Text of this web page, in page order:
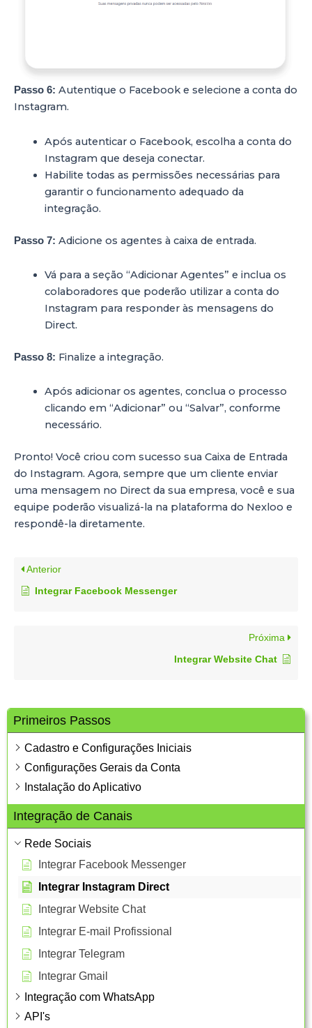
Primeiros Passos
Cadastro e Configurações Iniciais
Configurações Gerais da Conta
Instalação do Aplicativo
Integração de Canais
Rede Sociais
Integrar Facebook Messenger
Integrar Instagram Direct
Integrar Website Chat
Integrar E-mail Profissional
Integrar Telegram
Integrar Gmail
Integração com WhatsApp
API's
Passo 6: Autentique o Facebook e selecione a conta do
Instagram.
Após autenticar o Facebook, escolha a conta do
Instagram que deseja conectar.
Habilite todas as permissões necessárias para
garantir o funcionamento adequado da
integração.
Passo 7: Adicione os agentes à caixa de entrada.
Vá para a seção “Adicionar Agentes” e inclua os
colaboradores que poderão utilizar a conta do
Instagram para responder às mensagens do
Direct.
Passo 8: Finalize a integração.
Após adicionar os agentes, conclua o processo
clicando em “Adicionar” ou “Salvar”, conforme
necessário.
Pronto! Você criou com sucesso sua Caixa de Entrada
do Instagram. Agora, sempre que um cliente enviar
uma mensagem no Direct da sua empresa, você e sua
equipe poderão visualizá-la na plataforma do Nexloo e
respondê-la diretamente.
Anterior
Integrar Facebook Messenger
Próxima
Integrar Website Chat